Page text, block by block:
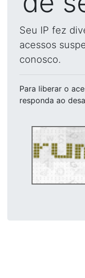
Seu IP fez
acessos
conosco.
Para liberar o
responda ao